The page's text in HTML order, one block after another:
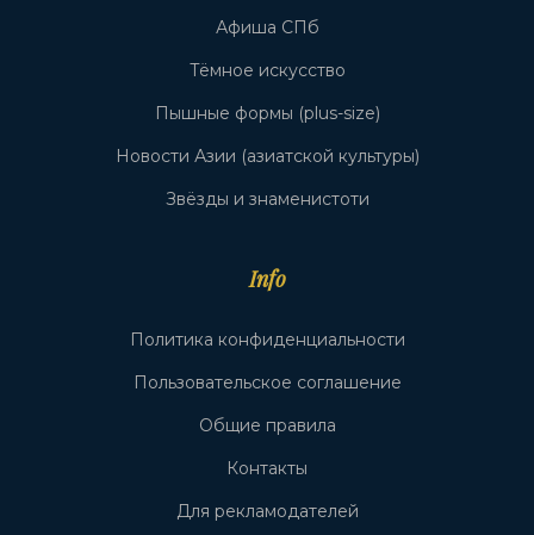
Афиша СПб
Тёмное искусство
Пышные формы (plus-size)
Новости Азии (азиатской культуры)
Звёзды и знаменистоти
Info
Политика конфиденциальности
Пользовательское соглашение
Общие правила
Контакты
Для рекламодателей